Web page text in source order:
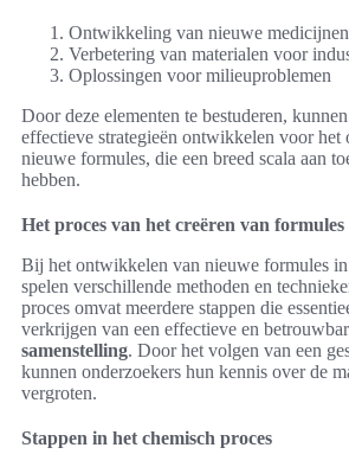
Ontwikkeling van nieuwe medicijnen
Verbetering van materialen voor
Oplossingen voor milieuproblemen
Door deze elementen te bestuderen,
effectieve strategieën ontwikkelen voor het
nieuwe formules, die een breed scala aan
hebben.
Het proces van het creëren van formules
Bij het ontwikkelen van nieuwe formules
spelen verschillende methoden en
proces omvat meerdere stappen die
verkrijgen van een effectieve en
samenstelling. Door het volgen van een
kunnen onderzoekers hun kennis over de
vergroten.
Stappen in het chemisch proces